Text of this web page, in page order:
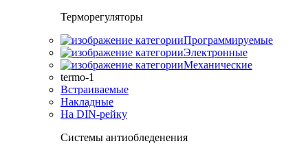
Терморегуляторы
Программируемые
Электронные
Механические
termo-1
Встраиваемые
Накладные
На DIN-рейку
Системы антиобледенения